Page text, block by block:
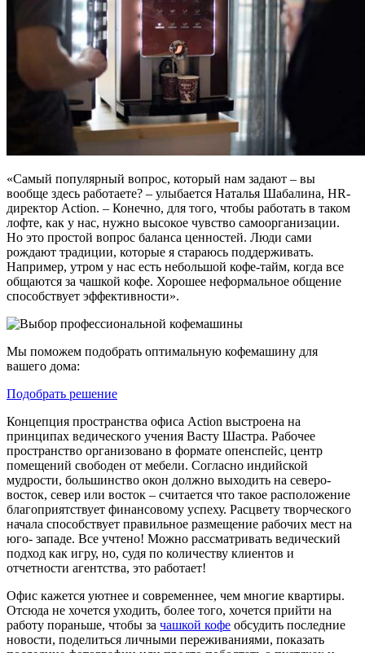
«Самый популярный вопрос, который нам задают – вы
вообще здесь работаете? – улыбается Наталья Шабалина, HR-
директор Action. – Конечно, для того, чтобы работать в таком
лофте, как у нас, нужно высокое чувство самоорганизации.
Но это простой вопрос баланса ценностей. Люди сами
рождают традиции, которые я стараюсь поддерживать.
Например, утром у нас есть небольшой кофе-тайм, когда все
общаются за чашкой кофе. Хорошее неформальное общение
способствует эффективности».
Мы поможем подобрать оптимальную кофемашину для
вашего дома:
Подобрать решение
Концепция пространства офиса Action выстроена на
принципах ведического учения Васту Шастра. Рабочее
пространство организовано в формате опенспейс, центр
помещений свободен от мебели. Согласно индийской
мудрости, большинство окон должно выходить на северо-
восток, север или восток – считается что такое расположение
благоприятствует финансовому успеху. Расцвету творческого
начала способствует правильное размещение рабочих мест на
юго- западе. Все учтено! Можно рассматривать ведический
подход как игру, но, судя по количеству клиентов и
отчетности агентства, это работает!
Офис кажется уютнее и современнее, чем многие квартиры.
Отсюда не хочется уходить, более того, хочется прийти на
работу пораньше, чтобы за чашкой кофе обсудить последние
новости, поделиться личными переживаниями, показать